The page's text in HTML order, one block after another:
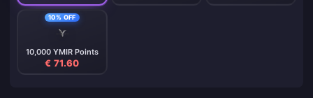
10% OFF
10,000 YMIR Points
€ 71.60